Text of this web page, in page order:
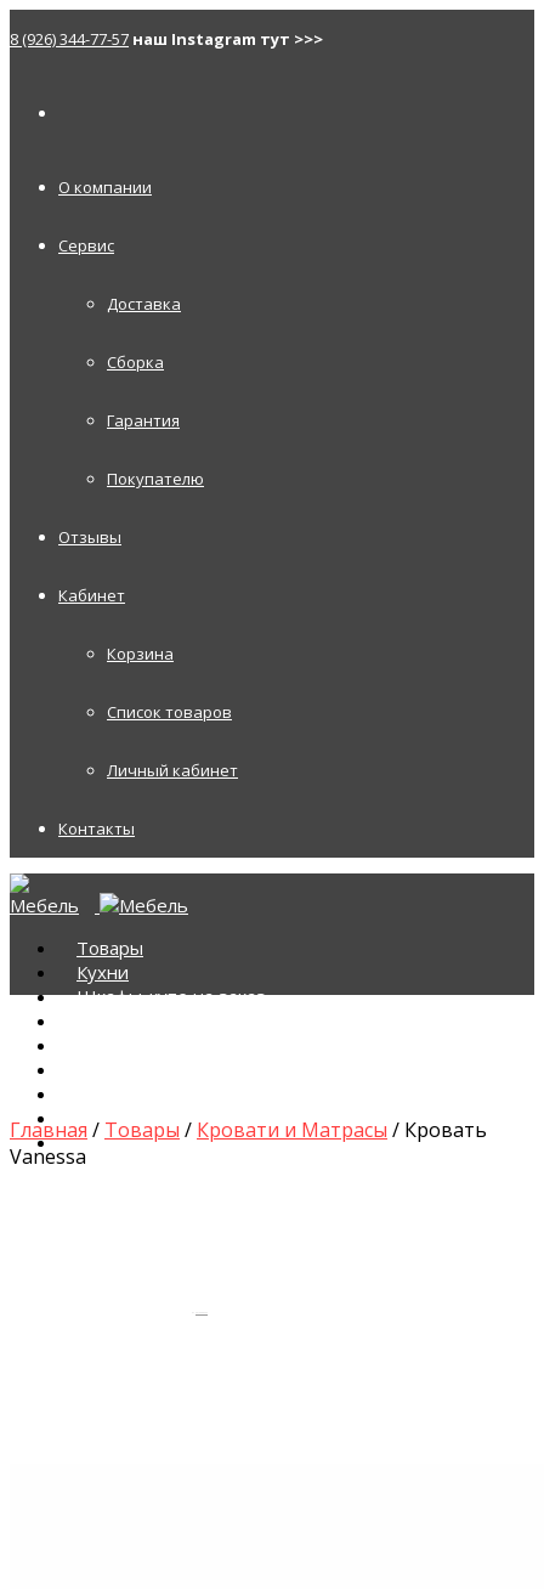
8 (926) 344-77-57 наш Instagram тут >>>
О компании
Сервис
Доставка
Сборка
Гарантия
Покупателю
Отзывы
Кабинет
Корзина
Список товаров
Личный кабинет
Контакты
Товары
Кухни
Шкафы-купе на заказ
Кровати и Матрасы
Столы и Стулья
Главная / Товары / Кровати и Матрасы / Кровать
Vanessa